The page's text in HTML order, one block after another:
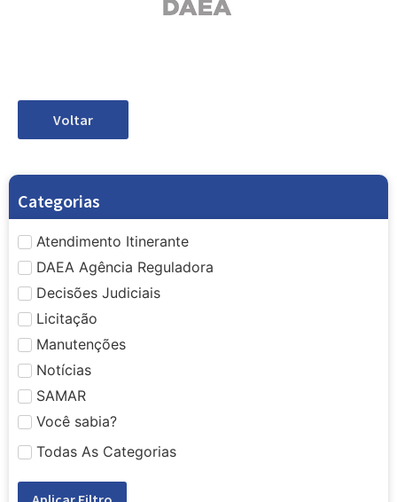
Voltar
Categorias
Atendimento Itinerante
DAEA Agência Reguladora
Decisões Judiciais
Licitação
Manutenções
Notícias
SAMAR
Você sabia?
Todas As Categorias